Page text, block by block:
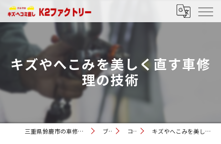
キズやへこみを美しく直す車修
理の技術
三重県鈴鹿市の車修理ならK2ファクトリー ブログ コラム キズやへこみを美しく直す車修理の技術